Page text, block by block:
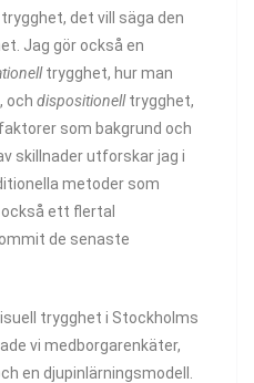
det vill säga den
Jag gör också en
trygghet, hur man
och dispositionelltrygghet,
som bakgrund och
skillnader utforskar jag i
metoder som
ett flertal
de senaste
trygghet i Stockholms
vi medborgarenkäter,
en djupinlärningsmodell.